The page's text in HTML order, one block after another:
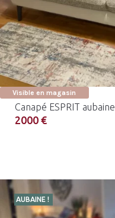
Visible en magasin
Canapé ESPRIT aubaine
2000 €
AUBAINE !